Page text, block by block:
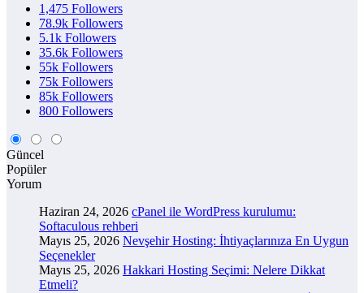
1,475 Followers
78.9k Followers
5.1k Followers
35.6k Followers
55k Followers
75k Followers
85k Followers
800 Followers
Güncel
Popüler
Yorum
Haziran 24, 2026 cPanel ile WordPress kurulumu:
Softaculous rehberi
Mayıs 25, 2026 Nevşehir Hosting: İhtiyaçlarınıza En Uygun
Seçenekler
Mayıs 25, 2026 Hakkari Hosting Seçimi: Nelere Dikkat
Etmeli?